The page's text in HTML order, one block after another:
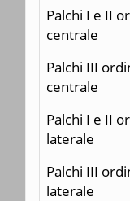
Palchi I e II
centrale
Palchi III
centrale
Palchi I e II
laterale
Palchi III
laterale